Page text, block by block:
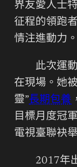
界友愛人士
征程的領跑
情注進動力。
此次運
在現場。她
靈”長期包養
目標月度冠
電視臺聯袂
2017年